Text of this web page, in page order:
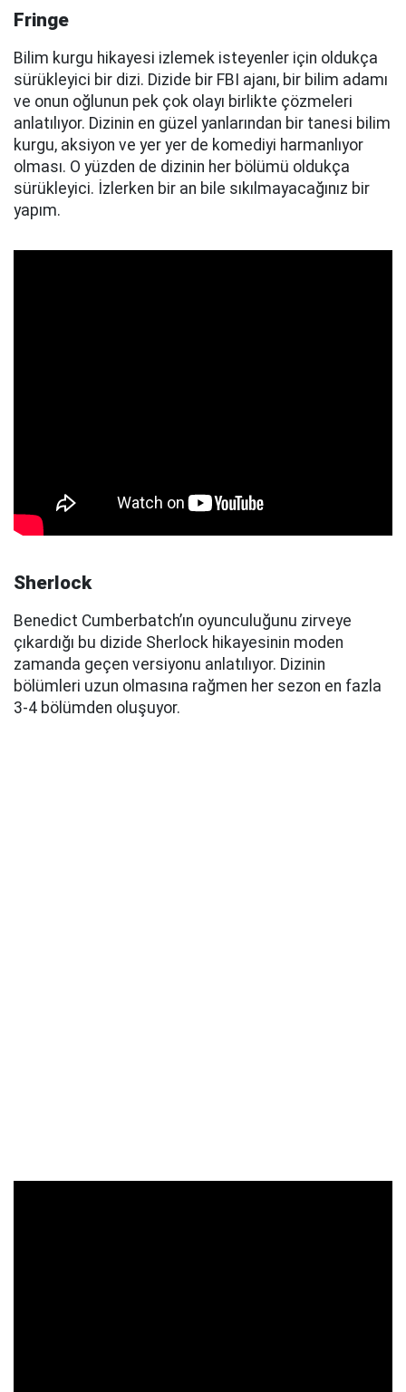
Fringe
Bilim kurgu hikayesi izlemek isteyenler için oldukça
sürükleyici bir dizi. Dizide bir FBI ajanı, bir bilim adamı
ve onun oğlunun pek çok olayı birlikte çözmeleri
anlatılıyor. Dizinin en güzel yanlarından bir tanesi bilim
kurgu, aksiyon ve yer yer de komediyi harmanlıyor
olması. O yüzden de dizinin her bölümü oldukça
sürükleyici. İzlerken bir an bile sıkılmayacağınız bir
yapım.
Sherlock
Benedict Cumberbatch’ın oyunculuğunu zirveye
çıkardığı bu dizide Sherlock hikayesinin moden
zamanda geçen versiyonu anlatılıyor. Dizinin
bölümleri uzun olmasına rağmen her sezon en fazla
3-4 bölümden oluşuyor.